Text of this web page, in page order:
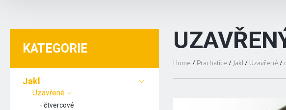
KATEGORIE
Jakl
Uzavřené
čtvercové
Home/ Prachatice/ Jakl/ Uzavřené/